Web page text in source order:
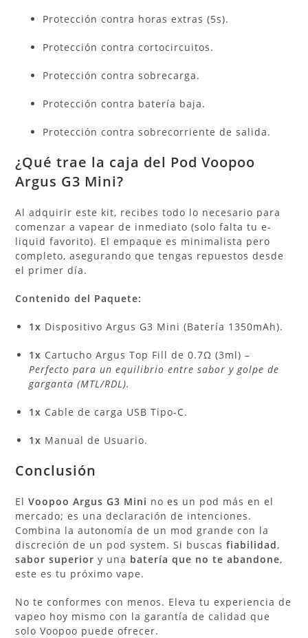
Protección contra horas extras (5s).
Protección contra cortocircuitos.
Protección contra sobrecarga.
Protección contra batería baja.
Protección contra sobrecorriente de salida.
¿Qué trae la caja del PodVoopoo
Argus G3 Mini?
Al adquirir este kit, recibes todo lo necesario para
comenzar a vapear de inmediato (solo falta tu e-
liquid favorito). El empaque es minimalista pero
completo, asegurando que tengas repuestos desde
el primer día.
Contenido del Paquete:
1x Dispositivo Argus G3 Mini (Batería 1350mAh).
1x Cartucho Argus Top Fill de 0.7Ω (3ml) –
Perfecto para un equilibrio entre sabor y golpe de
garganta (MTL/RDL).
1x Cable de carga USB Tipo-C.
1x Manual de Usuario.
Conclusión
ElVoopoo Argus G3 Mini noes un pod más en el
mercado; es una declaración de intenciones.
Combina la autonomía de un mod grande con la
discreción de un pod system. Si buscasfiabilidad,
sabor superior y una batería que no te abandone,
este es tu próximo vape.
No te conformes con menos. Eleva tu experiencia de
vapeo hoy mismo con la garantía de calidad que
solo Voopoo puede ofrecer.